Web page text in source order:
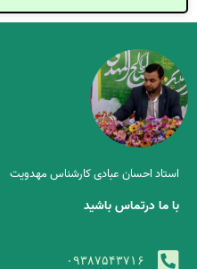
استاد احسان عبادی کارشناس مهدویت
با ما درتماس باشید
۰۹۳۸۷۵۴۳۷۱۶